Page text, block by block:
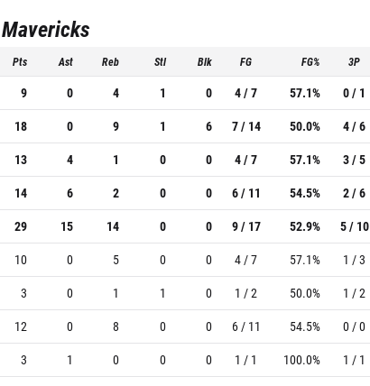
Pts Ast Reb Stl Blk FG FG% 3P
9 0 4 1 0 4 / 7 57.1% 0 / 1
18 0 9 1 6 7 / 14 50.0% 4 / 6
13 4 1 0 0 4 / 7 57.1% 3 / 5
14 6 2 0 0 6 / 11 54.5% 2 / 6
29 15 14 0 0 9 / 17 52.9% 5 / 10
10 0 5 0 0 4 / 7 57.1% 1 / 3
3 0 1 1 0 1 / 2 50.0% 1 / 2
12 0 8 0 0 6 / 11 54.5% 0 / 0
3 1 0 0 0 1 / 1 100.0% 1 / 1